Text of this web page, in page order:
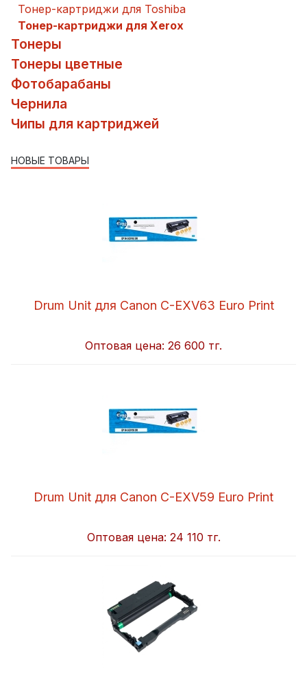
Тонер-картриджи для Toshiba
Тонер-картриджи для Xerox
Тонеры
Тонеры цветные
Фотобарабаны
Чернила
Чипы для картриджей
НОВЫЕ ТОВАРЫ
Drum Unit для Canon C-EXV63 Euro Print
Оптовая цена: 26 600 тг.
Drum Unit для Canon C-EXV59 Euro Print
Оптовая цена: 24 110 тг.